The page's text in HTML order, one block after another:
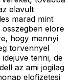
elavult
marad mint
elore
hogy mennyi
torvennyel
tenni, de
az ami jogilag
elofizetesi